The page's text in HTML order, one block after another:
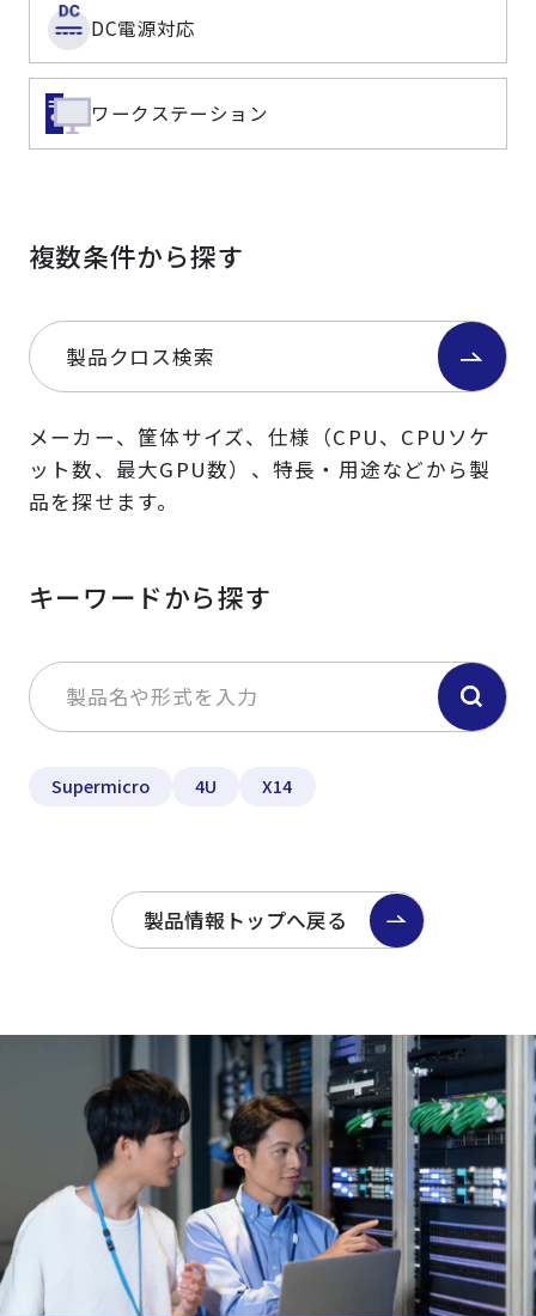
DC電源対応
ワークステーション
複数条件から探す
製品クロス検索
メーカー、筐体サイズ、仕様（CPU、CPUソケ
ット数、最大GPU数）、特長・用途などから製
品を探せます。
キーワードから探す
Supermicro 4U X14
製品情報トップへ戻る